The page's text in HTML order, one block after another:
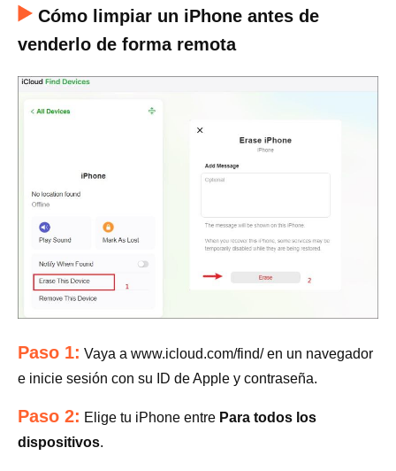
Cómo limpiar un iPhone antes de
venderlo de forma remota
Paso 1: Vaya a www.icloud.com/find/ en un navegador
e inicie sesión con su ID de Apple y contraseña.
Paso 2: Elige tu iPhone entre Para todos los
dispositivos.